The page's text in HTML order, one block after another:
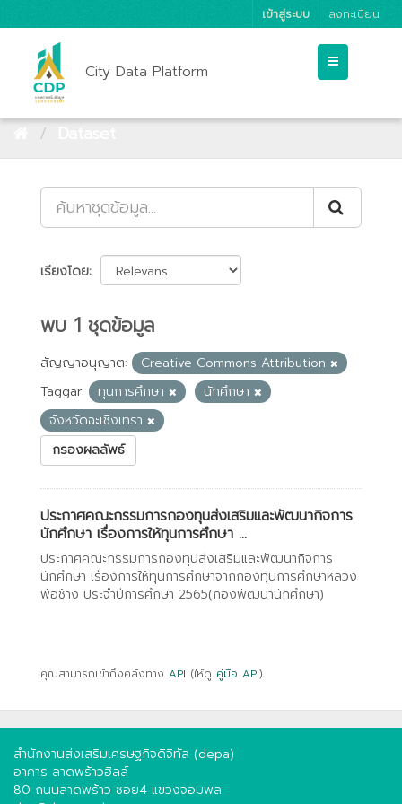
เข้าสู่ระบบ ลงทะเบียน
City Data Platform
เรียงโดย
พบ 1 ชุดข้อมูล
สัญญาอนุญาต:
Creative Commons Attribution
Taggar:
ทุนการศึกษา
นักศึกษา
จังหวัดฉะเชิงเทรา
กรองผลลัพธ์
ประกาศคณะกรรมการกองทุนส่งเสริมและพัฒนากิจการ
นักศึกษา เรื่องการให้ทุนการศึกษา ...
ประกาศคณะกรรมการกองทุนส่งเสริมและพัฒนากิจการ
นักศึกษา เรื่องการให้ทุนการศึกษาจากกองทุนการศึกษาหลวง
พ่อช้าง ประจำปีการศึกษา 2565(กองพัฒนานักศึกษา)
คุณสามารถเข้าถึงคลังทาง API (ให้ดู คู่มือ API).
สำนักงานส่งเสริมเศรษฐกิจดิจิทัล (depa)
อาคาร ลาดพร้าวฮิลล์
80 ถนนลาดพร้าว ซอย4 แขวงจอมพล